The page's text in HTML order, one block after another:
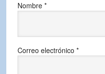
Nombre *
Correo electrónico *